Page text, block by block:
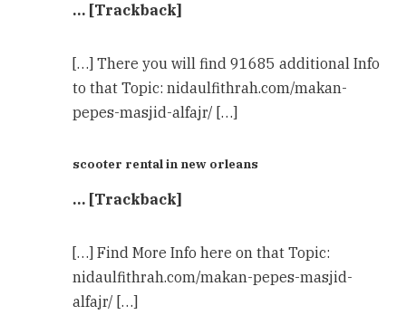
… [Trackback]
[…] There you will find 91685 additional Info
to that Topic: nidaulfithrah.com/makan-
pepes-masjid-alfajr/ […]
scooter rental in new orleans
… [Trackback]
[…] Find More Info here on that Topic:
nidaulfithrah.com/makan-pepes-masjid-
alfajr/ […]